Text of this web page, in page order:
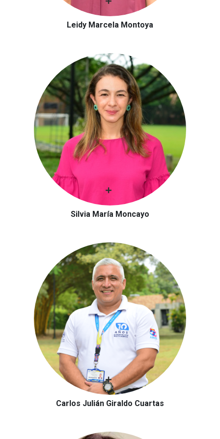
Leidy Marcela Montoya
Silvia María Moncayo
Carlos Julián Giraldo Cuartas